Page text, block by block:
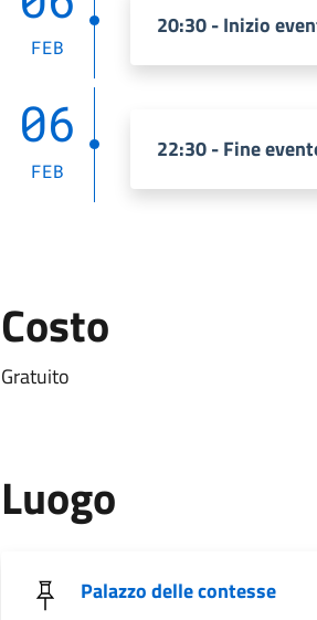
FEB
20:30 - Inizio
06
FEB
22:30 - Fine
Costo
Gratuito
Luogo
Palazzo delle contesse